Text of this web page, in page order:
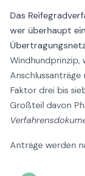
Das
wer überhaupt
Windhundprinzip,
Faktor drei bis
Großteil davon
Anträge werden